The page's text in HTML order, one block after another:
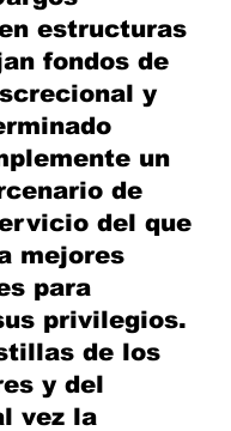
estructuras
fondos de
y
un
de
del que
mejores
para
privilegios.
de los
y del
vez la